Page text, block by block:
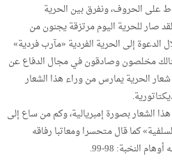
على الحروف، ونفرق بين الحرية
صار للحرية اليوم مرتزقة يجنون من
الدعوة إلى الحرية الفردية «مآرب فردية»
مخلصون وصادقون في مجال الدفاع عن
الحرية يمارس من وراء هذا الشعار
الشعار بصورة إمبريالية، وكم من ساع إلى
كما قال متحسرا ومعاتبا رفاقه
النخبة: 98-99.